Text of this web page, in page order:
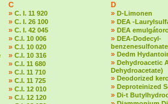
C
» C. I. 11 920
» C. I. 26 100
» C. I. 42 045
» C.I. 10 006
» C.I. 10 020
» C.I. 10 316
» C.I. 11 680
» C.I. 11 710
» C.I. 11 725
» C.I. 12 010
» C.I. 12 120
D
» D-Limonen
» DEA -
» DEA
» DEA-Dodecyl-
benzenesulfonate
» Dedm
» Dehydroacetic
Dehydroacetate)
» Deodorized
» Deproteinized
» Di-t